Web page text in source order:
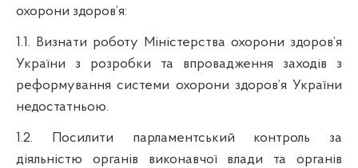
охорони здоров’я:
1.1. Визнати роботу Міністерства охорони здоров’я
України з розробки та впровадження заходів з
реформування системи охорони здоров’я України
недостатньою.
1.2. Посилити парламентський контроль за
діяльністю
органів виконавчої влади таорганів